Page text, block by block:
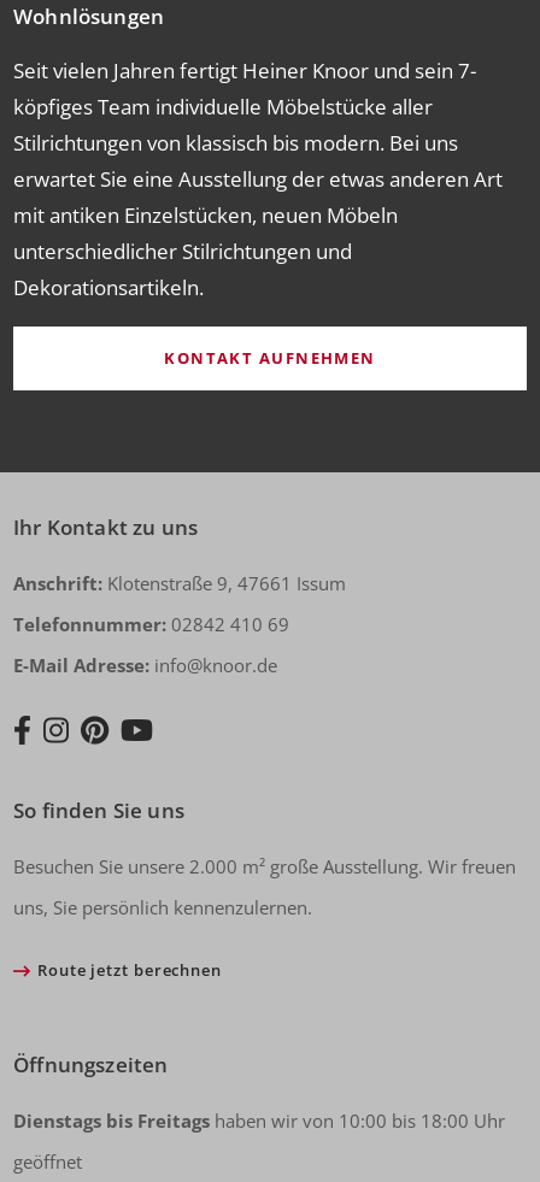
Wohnlösungen
Seit vielen Jahren fertigt Heiner Knoor und sein 7-
köpfiges Team individuelle Möbelstücke aller
Stilrichtungen von klassisch bis modern. Bei uns
erwartet Sie eine Ausstellung der etwas anderen Art
mit antiken Einzelstücken, neuen Möbeln
unterschiedlicher Stilrichtungen und
Dekorationsartikeln.
KONTAKT AUFNEHMEN
Ihr Kontakt zu uns
Anschrift: Klotenstraße 9, 47661 Issum
Telefonnummer: 02842 410 69
E-Mail Adresse: info@knoor.de
So finden Sie uns
Besuchen Sie unsere 2.000 m² große Ausstellung. Wir freuen
uns, Sie persönlich kennenzulernen.
Route jetzt berechnen
Öffnungszeiten
Dienstags bis Freitags haben wir von 10:00 bis 18:00 Uhr
geöffnet